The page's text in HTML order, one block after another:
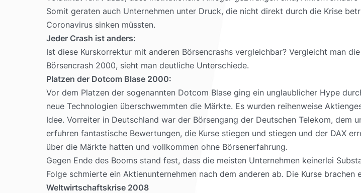
Somit geraten auch Unternehmen unter Druck, die nicht direkt durch die Krise
Coronavirus sinken müssten.
Jeder Crash ist anders:
Ist diese Kurskorrektur mit anderen Börsencrashs vergleichbar? Vergleicht man
Börsencrash 2000, sieht man deutliche Unterschiede.
Platzen der Dotcom Blase 2000:
Vor dem Platzen der sogenannten Dotcom Blase ging ein unglaublicher Hype
neue Technologien überschwemmten die Märkte. Es wurden reihenweise
Idee. Vorreiter in Deutschland war der Börsengang der Deutschen Telekom, dem
erfuhren fantastische Bewertungen, die Kurse stiegen und stiegen und der DAX
über die Märkte hatten und vollkommen ohne Börsenerfahrung.
Gegen Ende des Booms stand fest, dass die meisten Unternehmen keinerlei
Folge schmierte ein Aktienunternehmen nach dem anderen ab. Die Kurse
Weltwirtschaftskrise 2008